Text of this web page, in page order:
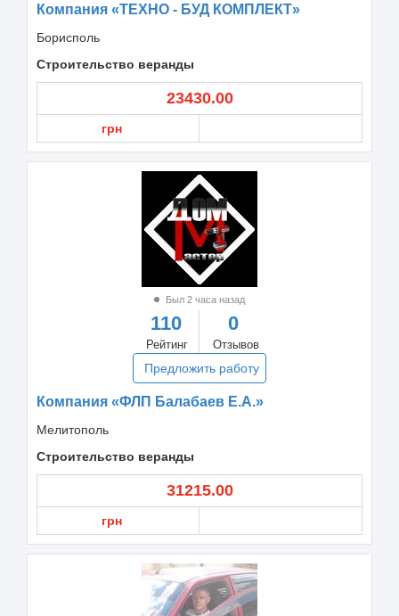
Компания «ТЕХНО - БУД КОМПЛЕКТ»
Борисполь
Строительство веранды
23430.00
грн
Был 2 часа назад
110
Рейтинг
0
Отзывов
Предложить работу
Компания «ФЛП Балабаев Е.А.»
Мелитополь
Строительство веранды
31215.00
грн